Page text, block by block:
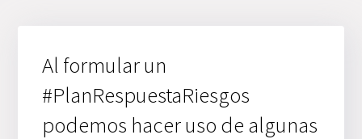
Al formular un
#PlanRespuestaRiesgos
podemos hacer uso de algunas